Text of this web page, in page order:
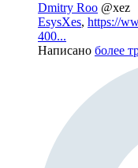
Dmitry Roo @xez
EsysXes, https://
400...
Написано более